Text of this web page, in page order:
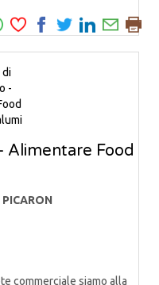
Alimentare Food
commerciale siamo alla